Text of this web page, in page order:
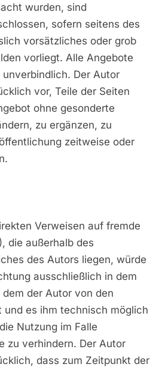
wurden, sind
sofern seitens des
vorsätzliches oder grob
vorliegt. Alle Angebote
Der Autor
vor, Teile der Seiten
ohne gesonderte
zu ergänzen, zu
zeitweise oder
Verweisen auf fremde
die außerhalb des
des Autors liegen, würde
ausschließlich in dem
der Autor von den
und es ihm technisch möglich
Nutzung im Falle
zu verhindern. Der Autor
dass zum Zeitpunkt der